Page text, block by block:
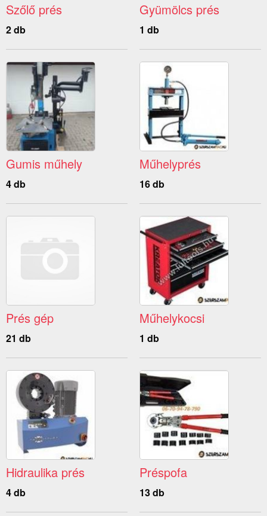
Szőlő prés
2 db
Gyümölcs prés
1 db
Gumis műhely
4 db
Műhelyprés
16 db
Prés gép
21 db
Műhelykocsi
1 db
Hidraulika prés
4 db
Préspofa
13 db